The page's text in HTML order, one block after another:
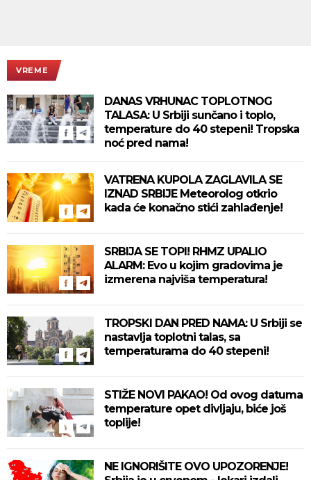
VREME
DANAS VRHUNAC TOPLOTNOG
TALASA: U Srbiji sunčano i toplo,
temperature do 40 stepeni! Tropska
noć pred nama!
VATRENA KUPOLA ZAGLAVILA SE
IZNAD SRBIJE Meteorolog otkrio
kada će konačno stići zahlađenje!
SRBIJA SE TOPI! RHMZ UPALIO
ALARM: Evo u kojim gradovima je
izmerena najviša temperatura!
TROPSKI DAN PRED NAMA: U Srbiji se
nastavlja toplotni talas, sa
temperaturama do 40 stepeni!
STIŽE NOVI PAKAO! Od ovog datuma
temperature opet divljaju, biće još
toplije!
NE IGNORIŠITE OVO UPOZORENJE!